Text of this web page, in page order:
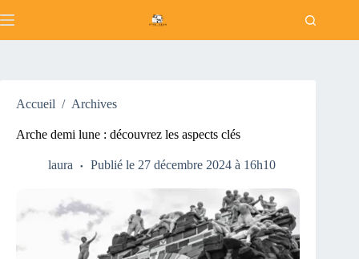
au
Accueil / Archives
Arche demi lune : découvrez les aspects clés
laura Publié le 27 décembre 2024 à 16h10